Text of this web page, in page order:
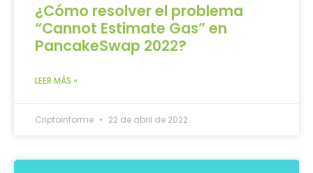
¿Cómo resolver el problema
“Cannot Estimate Gas” en
PancakeSwap 2022?
LEER MÁS »
Criptoinforme 22 de abril de 2022